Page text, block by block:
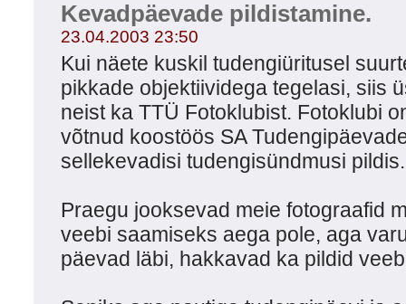
Kevadpäevade pildistamine.
23.04.2003 23:50
Kui näete kuskil tudengiüritusel
pikkade objektiividega tegelasi, siis
neist ka TTÜ Fotoklubist. Fotoklubi
võtnud koostöös SA
sellekevadisi tudengisündmusi pildis.
Praegu jooksevad meie fotograafid
veebi saamiseks aega pole, aga
päevad läbi, hakkavad ka pildid